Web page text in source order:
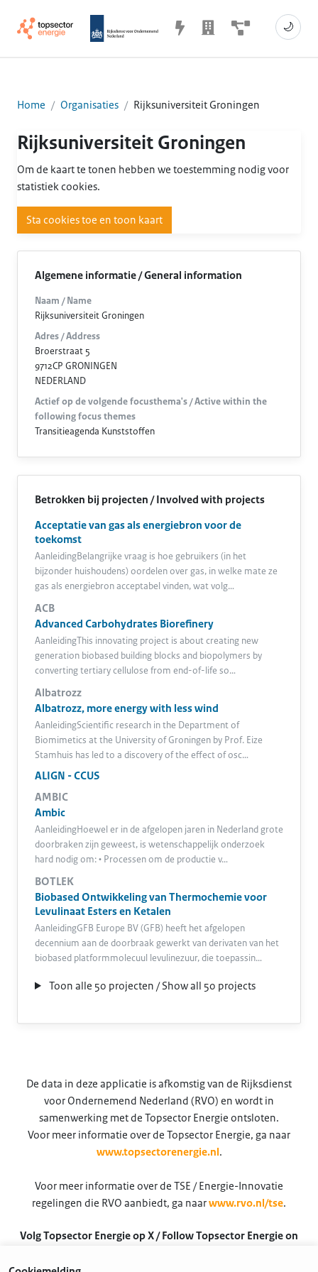
🌙
Home Organisaties Rijksuniversiteit Groningen
Rijksuniversiteit Groningen
Om de kaart te tonen hebben we toestemming nodig voor
statistiek cookies.
Sta cookies toe en toon kaart
Algemene informatie / General information
Naam / Name
Rijksuniversiteit Groningen
Adres / Address
Broerstraat 5
9712CP GRONINGEN
NEDERLAND
Actief op de volgende focusthema's / Active within the
following focus themes
Transitieagenda Kunststoffen
Betrokken bij projecten / Involved with projects
Acceptatie van gas als energiebron voor de
toekomst
AanleidingBelangrijke vraag is hoe gebruikers (in het
bijzonder huishoudens) oordelen over gas, in welke mate ze
gas als energiebron acceptabel vinden, wat volg…
ACB
Advanced Carbohydrates Biorefinery
AanleidingThis innovating project is about creating new
generation biobased building blocks and biopolymers by
converting tertiary cellulose from end-of-life so…
Albatrozz
Albatrozz, more energy with less wind
AanleidingScientific research in the Department of
Biomimetics at the University of Groningen by Prof. Eize
Stamhuis has led to a discovery of the effect of osc…
ALIGN - CCUS
AMBIC
Ambic
AanleidingHoewel er in de afgelopen jaren in Nederland grote
doorbraken zijn geweest, is wetenschappelijk onderzoek
hard nodig om: • Processen om de productie v…
BOTLEK
Biobased Ontwikkeling van Thermochemie voor
Levulinaat Esters en Ketalen
AanleidingGFB Europe BV (GFB) heeft het afgelopen
decennium aan de doorbraak gewerkt van derivaten van het
biobased platformmolecuul levulinezuur, die toepassin…
Toon alle 50 projecten / Show all 50 projects
De data in deze applicatie is afkomstig van de Rijksdienst
voor Ondernemend Nederland (RVO) en wordt in
samenwerking met de Topsector Energie ontsloten.
Voor meer informatie over de Topsector Energie, ga naar
www.topsectorenergie.nl .
Voor meer informatie over de TSE / Energie-Innovatie
regelingen die RVO aanbiedt, ga naarwww.rvo.nl/tse.
Volg Topsector Energie op X / Follow Topsector Energie on